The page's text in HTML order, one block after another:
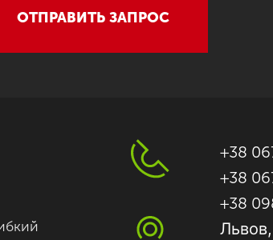
ОТПРАВИТЬ ЗАПРОС
+38
+38
+38